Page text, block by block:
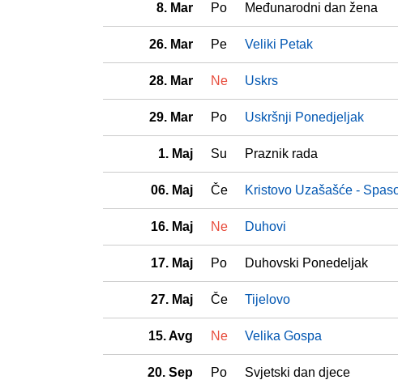
8. Mar Po Međunarodni dan žena
26. Mar Pe Veliki Petak
28. Mar Ne Uskrs
29. Mar Po Uskršnji Ponedjeljak
1. Maj Su Praznik rada
06. Maj Če Kristovo Uzašašće -
16. Maj Ne Duhovi
17. Maj Po Duhovski Ponedeljak
27. Maj Če Tijelovo
15. Avg Ne Velika Gospa
20. Sep Po Svjetski dan djece